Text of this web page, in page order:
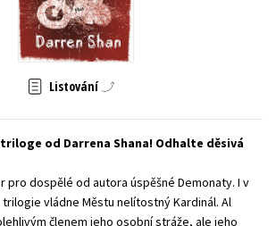
Zahraniční literatura
Všechny tituly
Listování
od Darrena Shana! Odhalte děsivá
pro dospělé od autora úspěšné Demonaty. I v
vládne Městu nelítostný Kardinál. Al
členem jeho osobní stráže, ale jeho